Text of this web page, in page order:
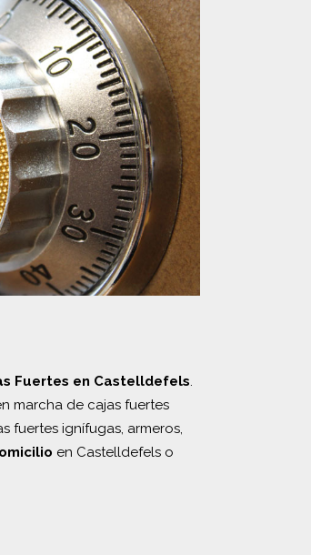
Fuertes en Castelldefels.
marcha de cajas fuertes
fuertes ignífugas, armeros,
en Castelldefels o